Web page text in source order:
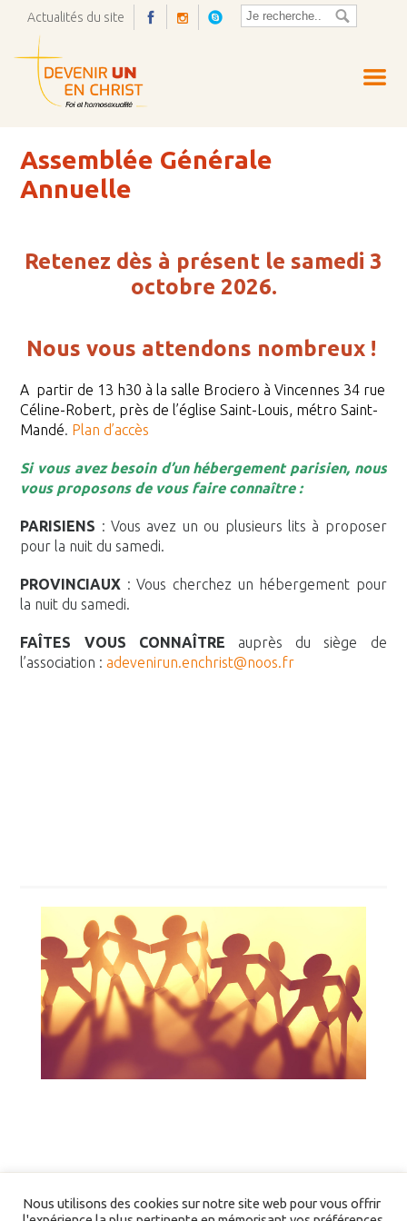
Actualités du site
Assemblée Générale
Annuelle
Retenez dès à présent le samedi 3
octobre 2026.
Nous vous attendons nombreux !
A partir de 13 h30 à la salle Brociero à Vincennes 34 rue
Céline-Robert, près de l’église Saint-Louis, métro Saint-
Mandé. Plan d’accès
Si vous avez besoin d’un hébergement parisien, nous
vous proposons de vous faire connaître :
PARISIENS : Vous avez un ou plusieurs lits à proposer
pour la nuit du samedi.
PROVINCIAUX : Vous cherchez un hébergement pour
la nuit du samedi.
FAÎTES VOUS CONNAÎTRE auprès du siège de
l’association : adevenirun.enchrist@noos.fr
Nous utilisons des cookies sur notre site web pour vous offrir